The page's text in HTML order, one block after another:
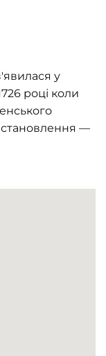
у
році коли
—